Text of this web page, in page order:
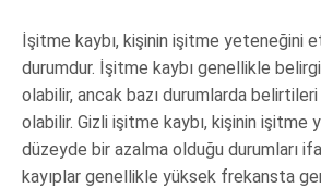
İşitme kaybı, kişinin işitme yeteneğini
durumdur. İşitme kaybı genellikle
olabilir, ancak bazı durumlarda
olabilir. Gizli işitme kaybı, kişinin
düzeyde bir azalma olduğu durumları
kayıplar genellikle yüksek frekansta